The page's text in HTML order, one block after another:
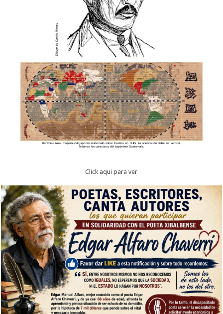
Click aqui para ver